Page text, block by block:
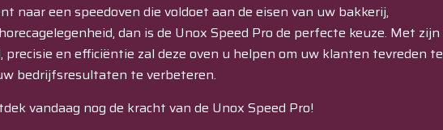
naar een speedoven die voldoet aan de eisen van uw bakkerij,
dan is de Unox Speed Pro de perfecte keuze. Met zijn
precisie en efficiëntie zal deze oven u helpen om uw klanten tevreden te
bedrijfsresultaten te verbeteren.
vandaag nog de kracht van de Unox Speed Pro!